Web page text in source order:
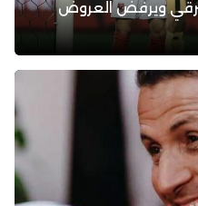
ويرفض العروض